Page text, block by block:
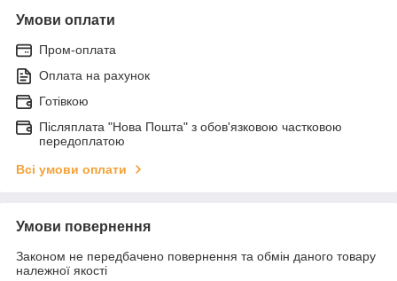
Умови оплати
Пром-оплата
Оплата на рахунок
Готівкою
Післяплата "Нова Пошта" з обов'язковою частковою
передоплатою
Всі умови оплати
Умови повернення
Законом не передбачено повернення та обмін даного товару
належної якості